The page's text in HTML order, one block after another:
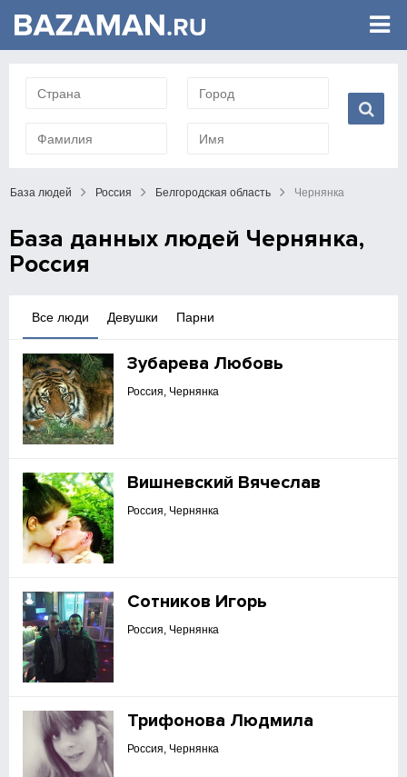
База людей Россия Белгородская область Чернянка
База данных людей Чернянка,
Россия
Парни
Девушки
Все люди
Зубарева Любовь
Россия, Чернянка
Вишневский Вячеслав
Россия, Чернянка
Сотников Игорь
Россия, Чернянка
Трифонова Людмила
Россия, Чернянка